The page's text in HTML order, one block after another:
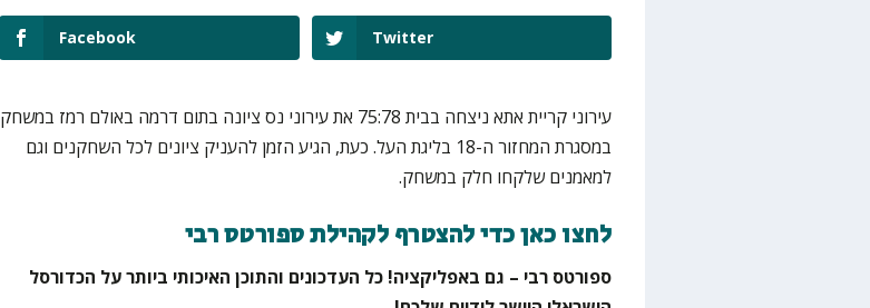
Facebook Twitter
עירוני קריית אתא ניצחה בבית 75:78 את עירוני נס ציונה בתום דרמה באולם רמז במשחק
במסגרת המחזור ה-18 בליגת העל. כעת, הגיע הזמן להעניק ציונים לכל השחקנים וגם
למאמנים שלקחו חלק במשחק.
לחצו כאן כדי להצטרף לקהילת ספורטס רבי
ספורטס רבי – גם באפליקציה! כל העדכונים והתוכן האיכותי ביותר על הכדורסל